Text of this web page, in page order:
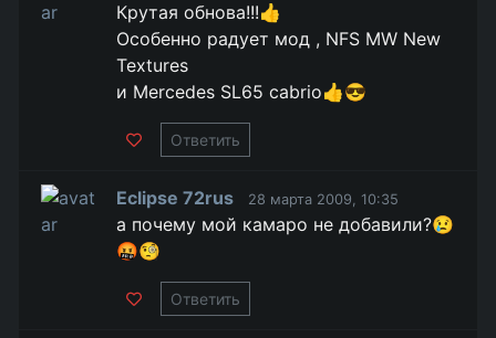
Крутая обнова!!!👍
Особенно радует мод , NFS MW New
Textures
и Mercedes SL65 cabrio👍😎
Ответить
Eclipse 72rus 28 марта 2009, 10:35
а почему мой камаро не добавили?😢
🤬🧐
Ответить